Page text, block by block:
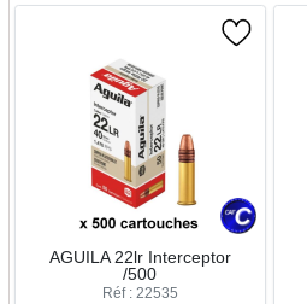
AGUILA 22lr Interceptor
/500
Réf : 22535